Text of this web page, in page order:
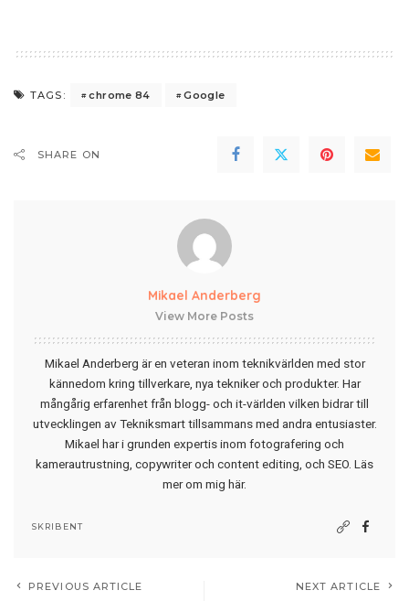
TAGS: chrome 84 Google
SHARE ON
Mikael Anderberg
View More Posts
Mikael Anderberg är en veteran inom teknikvärlden med stor
kännedom kring tillverkare, nya tekniker och produkter. Har
mångårig erfarenhet från blogg- och it-världen vilken bidrar till
utvecklingen av Tekniksmart tillsammans med andra entusiaster.
Mikael har i grunden expertis inom fotografering och
kamerautrustning, copywriter och content editing, och SEO. Läs
mer om mig här.
SKRIBENT
PREVIOUS ARTICLE NEXT ARTICLE